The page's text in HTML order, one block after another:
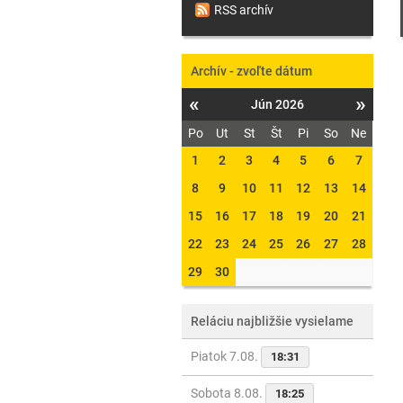
RSS archív
Archív - zvoľte dátum
« Jún 2026 »
Po Ut St Št Pi So
Ne
1
2 3 4 5 6
7
8
9 10 11 12 13
14
15
16 17 18 19 20
21
22
23 24 25 26 27
28
29
30
Reláciu najbližšie vysielame
Piatok 7.08. 18:31
Sobota 8.08. 18:25